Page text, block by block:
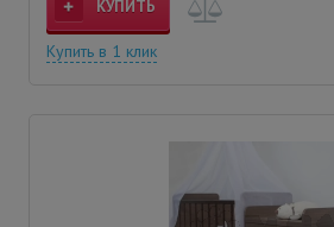
КУПИТЬ
Купить в 1 клик